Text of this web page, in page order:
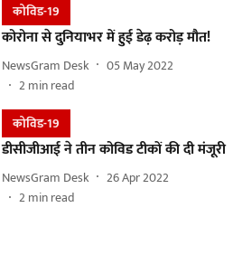
कोविड-19
कोरोना से दुनियाभर में हुई डेढ़ करोड़ मौत!
NewsGram Desk
05 May 2022
2min read
कोविड-19
डीसीजीआई ने तीन कोविड टीकों की दी मंजूरी
NewsGram Desk
26 Apr 2022
2min read